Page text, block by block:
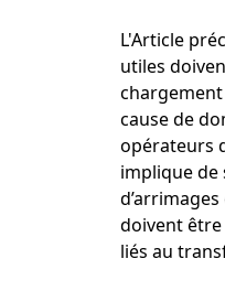
L'Article
utiles
cause de
opérateurs
implique de
doivent
liés au